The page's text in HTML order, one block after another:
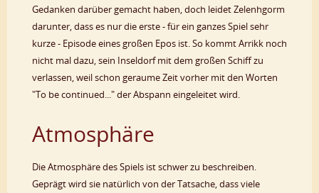
Gedanken darüber gemacht haben, doch leidet Zelenhgorm
darunter, dass es nur die erste - für ein ganzes Spiel sehr
kurze - Episode eines großen Epos ist. So kommt Arrikk noch
nicht mal dazu, sein Inseldorf mit dem großen Schiff zu
verlassen, weil schon geraume Zeit vorher mit den Worten
"To be continued..." der Abspann eingeleitet wird.
Atmosphäre
Die Atmosphäre des Spiels ist schwer zu beschreiben.
Geprägt wird sie natürlich von der Tatsache, dass viele